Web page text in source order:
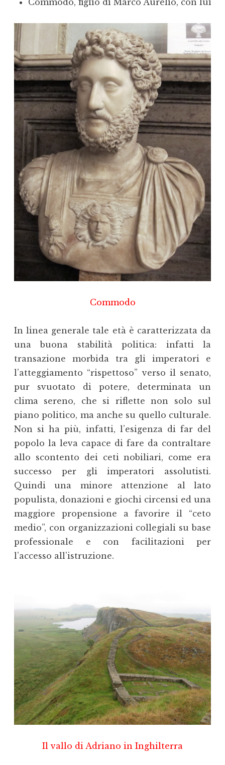
Commodo
In linea generale tale età è caratterizzata da
una buona stabilità politica: infatti la
transazione morbida tra gli imperatori e
l’atteggiamento “rispettoso” verso il senato,
pur svuotato di potere, determinata un
clima sereno, che si riflette non solo sul
piano politico, ma anche su quello culturale.
Non si ha più, infatti, l’esigenza di far del
popolo la leva capace di fare da contraltare
allo scontento dei ceti nobiliari, come era
successo per gli imperatori assolutisti.
Quindi una minore attenzione al lato
populista, donazioni e giochi circensi ed una
maggiore propensione a favorire il “ceto
medio”, con organizzazioni collegiali su base
professionale e con facilitazioni per
l’accesso all’istruzione.
Il vallo di Adriano in Inghilterra